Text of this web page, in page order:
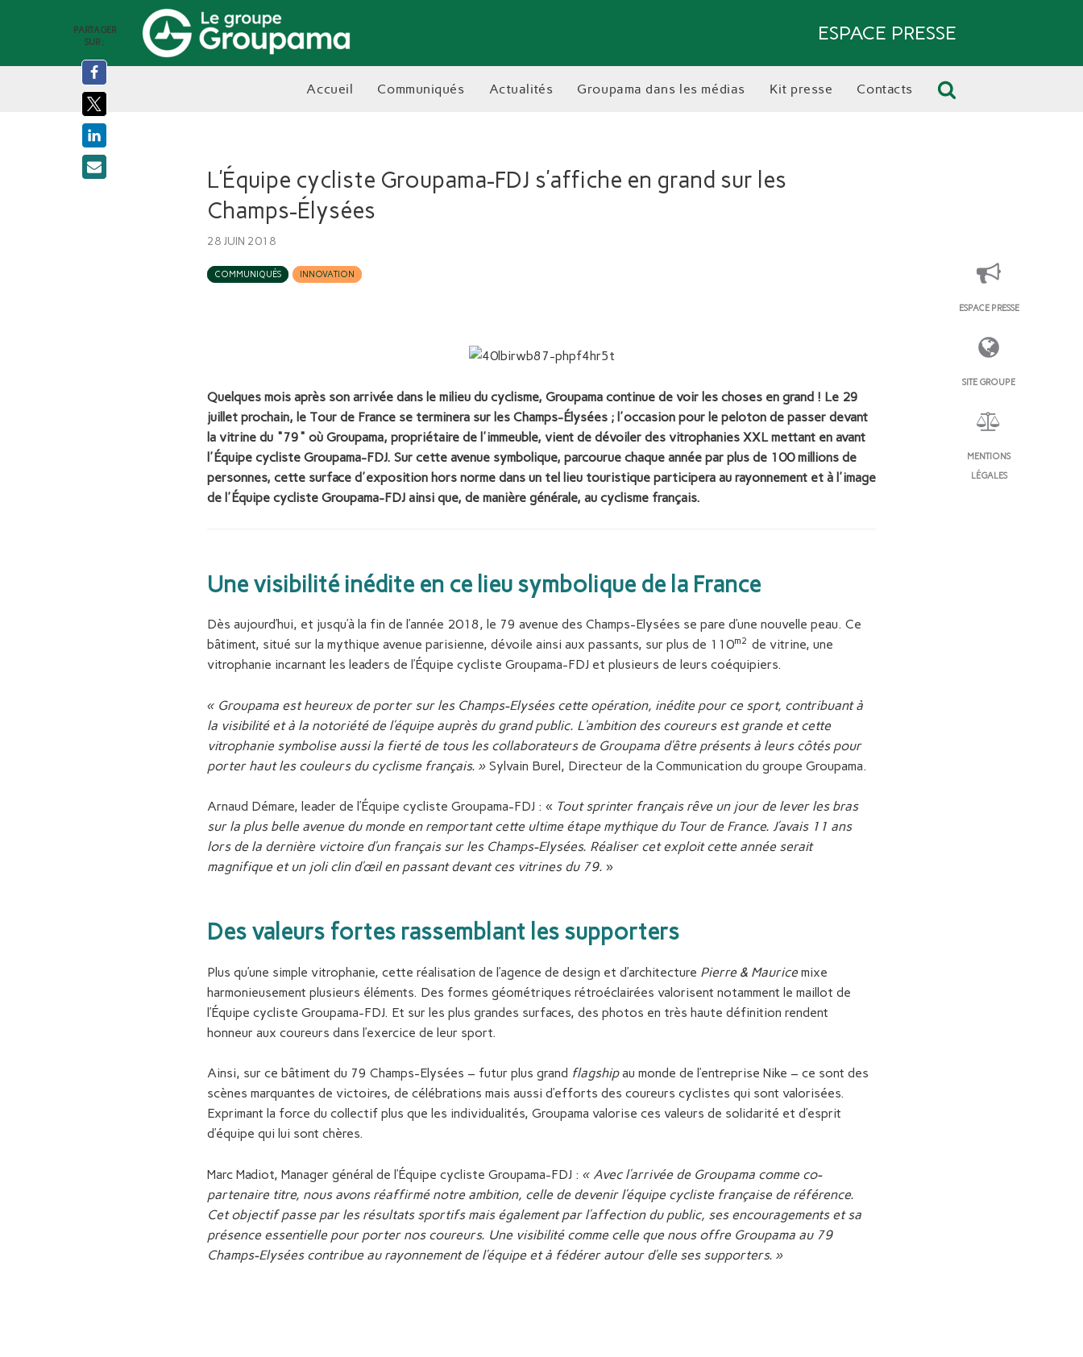
ESPACE PRESSE
accueil communiqués actualités groupama dans les médias kit presse contacts
L’Équipe cycliste Groupama-FDJ s’affiche en grand sur les
Champs-Élysées
28 JUIN 2018
COMMUNIQUÉS INNOVATION
PARTAGER
SUR :
ESPACE PRESSE
SITE GROUPE
MENTIONS
LÉGALES
Quelques mois après son arrivée dans le milieu du cyclisme, Groupama continue de voir les choses en grand ! Le 29
juillet prochain, le Tour de France se terminera sur les Champs-Élysées ; l'occasion pour le peloton de passer devant
la vitrine du "79" où Groupama, propriétaire de l'immeuble, vient de dévoiler des vitrophanies XXL mettant en avant
l'Équipe cycliste Groupama-FDJ. Sur cette avenue symbolique, parcourue chaque année par plus de 100 millions de
personnes, cette surface d'exposition hors norme dans un tel lieu touristique participera au rayonnement et à l'image
de l'Équipe cycliste Groupama-FDJ ainsi que, de manière générale, au cyclisme français.
Une visibilité inédite en ce lieu symbolique de la France
Dès aujourd’hui, et jusqu’à la fin de l’année 2018, le 79 avenue des Champs-Elysées se pare d’une nouvelle peau. Ce
bâtiment, situé sur la mythique avenue parisienne, dévoile ainsi aux passants, sur plus de 110m2 de vitrine, une
vitrophanie incarnant les leaders de l’Équipe cycliste Groupama-FDJ et plusieurs de leurs coéquipiers.
« Groupama est heureux de porter sur les Champs-Elysées cette opération, inédite pour ce sport, contribuant à
la visibilité et à la notoriété de l’équipe auprès du grand public. L’ambition des coureurs est grande et cette
vitrophanie symbolise aussi la fierté de tous les collaborateurs de Groupama d’être présents à leurs côtés pour
porter haut les couleurs du cyclisme français. » Sylvain Burel, Directeur de la Communication du groupe Groupama.
Arnaud Démare, leader de l’Équipe cycliste Groupama-FDJ : « Tout sprinter français rêve un jour de lever les bras
sur la plus belle avenue du monde en remportant cette ultime étape mythique du Tour de France. J’avais 11 ans
lors de la dernière victoire d’un français sur les Champs-Elysées. Réaliser cet exploit cette année serait
magnifique et un joli clin d’œil en passant devant ces vitrines du 79. »
Des valeurs fortes rassemblant les supporters
Plus qu’une simple vitrophanie, cette réalisation de l’agence de design et d’architecture Pierre & Maurice mixe
harmonieusement plusieurs éléments. Des formes géométriques rétroéclairées valorisent notamment le maillot de
l’Équipe cycliste Groupama-FDJ. Et sur les plus grandes surfaces, des photos en très haute définition rendent
honneur aux coureurs dans l’exercice de leur sport.
Ainsi, sur ce bâtiment du 79 Champs-Elysées – futur plus grand flagshipau monde de l’entreprise Nike – ce sont des
scènes marquantes de victoires, de célébrations mais aussi d’efforts des coureurs cyclistes qui sont valorisées.
Exprimant la force du collectif plus que les individualités, Groupama valorise ces valeurs de solidarité et d’esprit
d’équipe qui lui sont chères.
Marc Madiot, Manager général de l’Équipe cycliste Groupama-FDJ : « Avec l’arrivée de Groupama comme co-
partenaire titre, nous avons réaffirmé notre ambition, celle de devenir l’équipe cycliste française de référence.
Cet objectif passe par les résultats sportifs mais également par l’affection du public, ses encouragements et sa
présence essentielle pour porter nos coureurs. Une visibilité comme celle que nous offre Groupama au 79
Champs-Elysées contribue au rayonnement de l’équipe et à fédérer autour d’elle ses supporters. »